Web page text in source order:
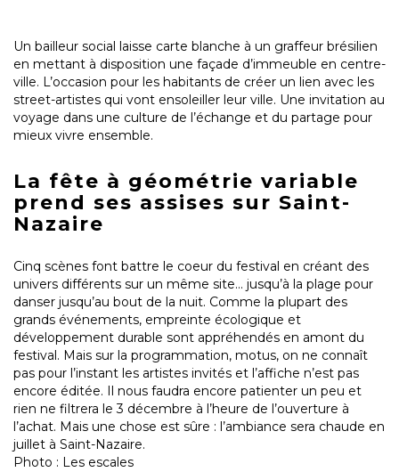
Un bailleur social laisse carte blanche à un graffeur brésilien
en mettant à disposition une façade d’immeuble en centre-
ville. L’occasion pour les habitants de créer un lien avec les
street-artistes qui vont ensoleiller leur ville. Une invitation au
voyage dans une culture de l’échange et du partage pour
mieux vivre ensemble.
La fête à géométrie variable
prend ses assises sur Saint-
Nazaire
Cinq scènes font battre le coeur du festival en créant des
univers différents sur un même site... jusqu’à la plage pour
danser jusqu’au bout de la nuit. Comme la plupart des
grands événements, empreinte écologique et
développement durable sont appréhendés en amont du
festival. Mais sur la programmation, motus, on ne connaît
pas pour l’instant les artistes invités et l’affiche n’est pas
encore éditée. Il nous faudra encore patienter un peu et
rien ne filtrera le 3 décembre à l’heure de l’ouverture à
l’achat. Mais une chose est sûre : l’ambiance sera chaude en
juillet à Saint-Nazaire.
Photo : Les escales